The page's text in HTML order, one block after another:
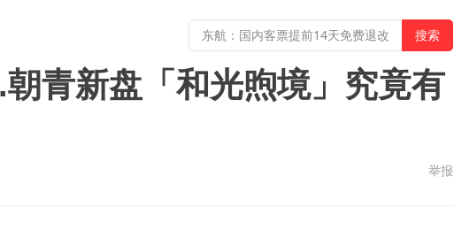
青新盘「和光煦境」究竟有
举报